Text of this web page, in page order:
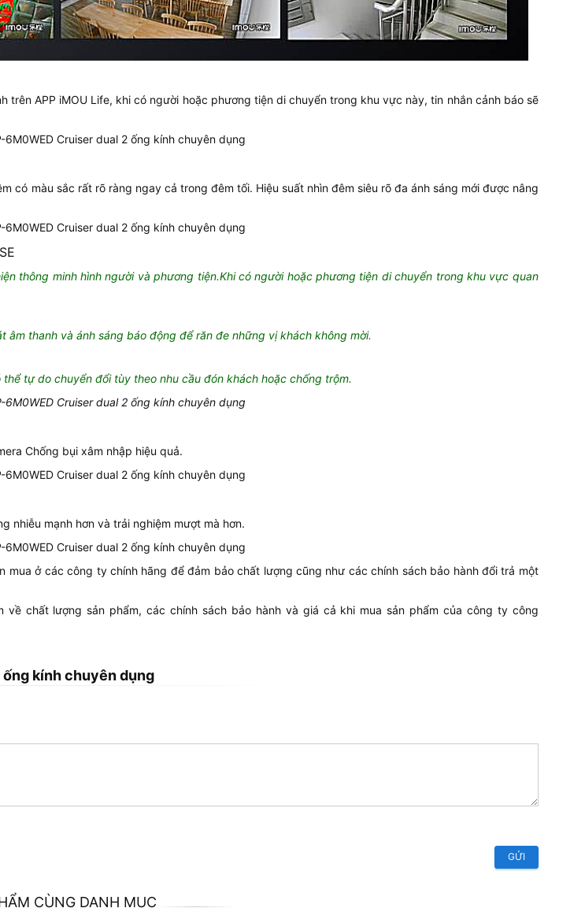
APP iMOU Life, khi có người hoặc phương tiện di chuyển trong khu vực này, tin nhắn cảnh báo sẽ
có màu sắc rất rõ ràng ngay cả trong đêm tối. Hiệu suất nhìn đêm siêu rõ đa ánh sáng mới được nâng
thông minh hình người và phương tiện.Khi có người hoặc phương tiện di chuyển trong khu vực quan
thanh và ánh sáng báo động để răn đe những vị khách không mời.
tự do chuyển đổi tùy theo nhu cầu đón khách hoặc chống trộm.
Chống bụi xâm nhập hiệu quả.
nhiễu mạnh hơn và trải nghiệm mượt mà hơn.
mua ở các công ty chính hãng để đảm bảo chất lượng cũng như các chính sách bảo hành đổi trả một
chất lượng sản phẩm, các chính sách bảo hành và giá cả khi mua sản phẩm của công ty công
kính chuyên dụng
GỬI
CÙNG DANH MỤC